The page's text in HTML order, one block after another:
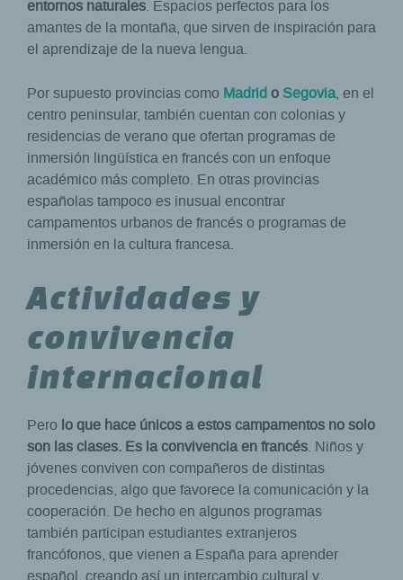
entornos naturales. Espacios perfectos para los
amantes de la montaña, que sirven de inspiración para
el aprendizaje de la nueva lengua.
Por supuesto provincias como Madrido Segovia, en el
centro peninsular, también cuentan con colonias y
residencias de verano que ofertan programas de
inmersión lingüística en francés con un enfoque
académico más completo. En otras provincias
españolas tampoco es inusual encontrar
campamentos urbanos de francés o programas de
inmersión en la cultura francesa.
Actividades y
convivencia
internacional
Pero lo que hace únicos a estos campamentos no solo
son las clases. Es la convivencia en francés. Niños y
jóvenes conviven con compañeros de distintas
procedencias, algo que favorece la comunicación y la
cooperación. De hecho en algunos programas
también participan estudiantes extranjeros
francófonos, que vienen a España para aprender